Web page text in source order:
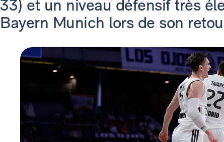
33) et un niveau défensif très
Bayern Munich lors de son